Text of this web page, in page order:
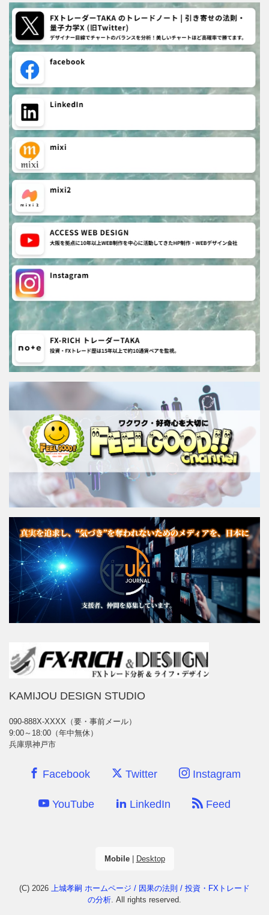
KAMIJOU DESIGN STUDIO
090-888X-XXXX（要・事前メール）
9:00～18:00（年中無休）
兵庫県神戸市
Facebook Twitter Instagram
YouTube LinkedIn Feed
Mobile| Desktop
(C) 2026
上城孝嗣 ホームページ / 因果の法則 / 投資・FXトレード
の分析 . All rights reserved.